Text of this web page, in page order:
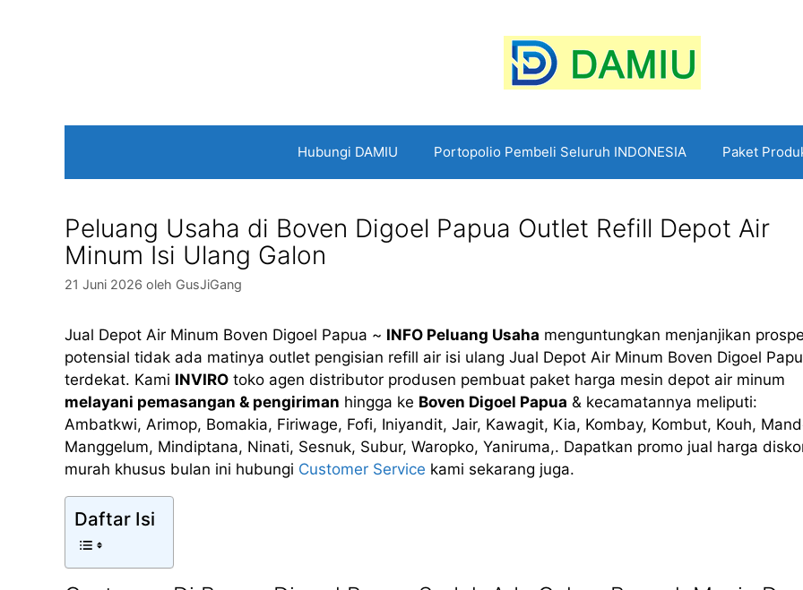
Hubungi DAMIU Portopolio Pembeli Seluruh INDONESIA Paket
Peluang Usaha di Boven Digoel Papua Outlet Refill Depot Air
Minum Isi Ulang Galon
21 Juni 2026 oleh GusJiGang
Jual Depot Air Minum Boven Digoel Papua ~ INFO Peluang Usaha menguntungkan menjanjikan
potensial tidak ada matinya outlet pengisian refill air isi ulang Jual Depot Air Minum Boven Digoel
terdekat. Kami INVIRO toko agen distributor produsen pembuat paket harga mesin depot air minum
melayani pemasangan & pengiriman hingga ke Boven Digoel Papua & kecamatannya meliputi:
Ambatkwi, Arimop, Bomakia, Firiwage, Fofi, Iniyandit, Jair, Kawagit, Kia, Kombay, Kombut, Kouh,
Manggelum, Mindiptana, Ninati, Sesnuk, Subur, Waropko, Yaniruma,. Dapatkan promo jual harga
murah khusus bulan ini hubungi Customer Service kami sekarang juga.
Daftar Isi